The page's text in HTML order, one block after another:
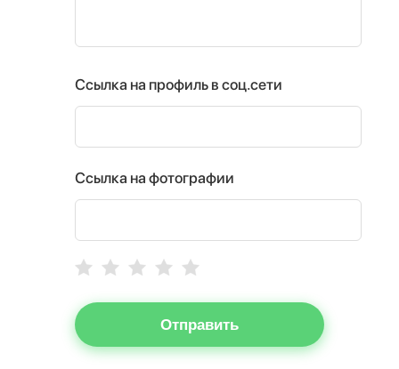
Ссылка на профиль в соц.сети
Ссылка на фотографии
Отправить